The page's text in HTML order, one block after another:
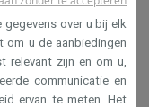
over u bij elk
om u de aanbiedingen
relevant zijn en om u,
communicatie en
ervan te meten. Het